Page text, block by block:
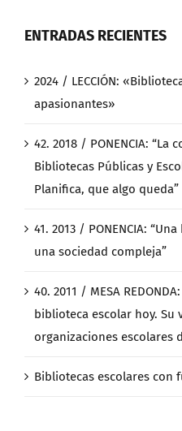
ENTRADAS RECIENTES
2024 / LECCIÓN:
apasionantes»
42. 2018 / PONENCIA: “La
Bibliotecas Públicas y
Planifica, que algo queda”
41. 2013 / PONENCIA:
una sociedad compleja”
40. 2011 / MESA
biblioteca escolar hoy. Su
organizaciones escolares
Bibliotecas escolares con